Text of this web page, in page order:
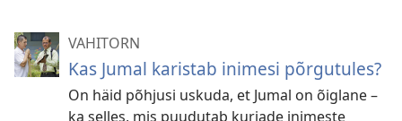
VAHITORN
Kas Jumal karistab inimesi põrgutules?
On häid põhjusi uskuda, et Jumal on õiglane –
ka selles, mis puudutab kurjade inimeste